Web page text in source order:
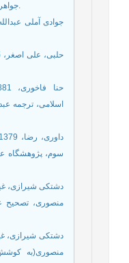
جواهر الکلام،چاپ اول، امیر کبیر،تهران.
اسلامی، ترجمه
سوم، پژوهشگاه
منصوری، تصحیح
منصوری(به